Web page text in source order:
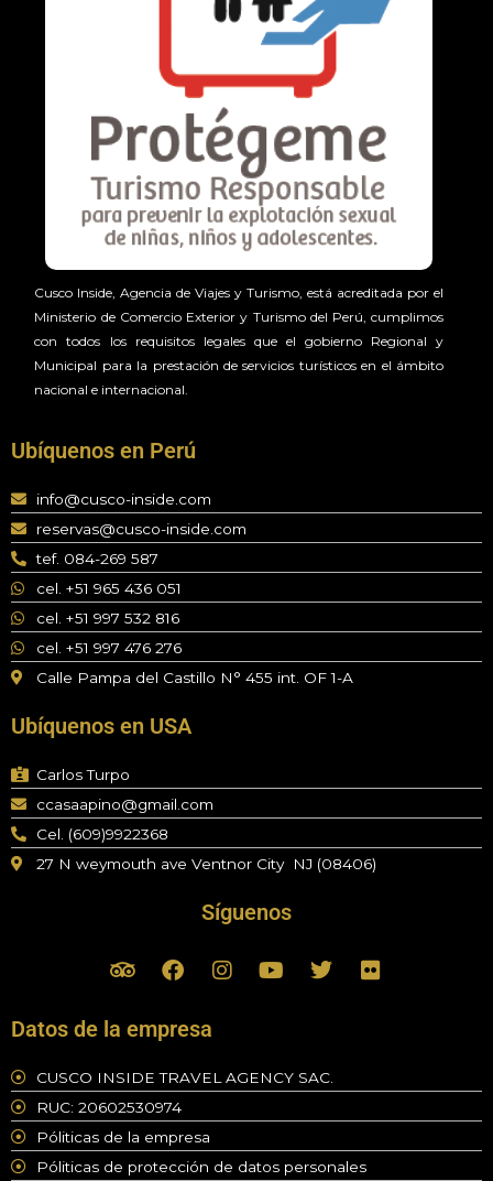
Cusco Inside, Agencia de Viajes y Turismo, está acreditada por el
Ministerio de Comercio Exterior y Turismo del Perú, cumplimos
con todos los requisitos legales que el gobierno Regional y
Municipal para la prestación de servicios turísticos en el ámbito
nacional e internacional.
Ubíquenos en Perú
info@cusco-inside.com
reservas@cusco-inside.com
tef. 084-269 587
cel. +51 965 436 051
cel. +51 997 532 816
cel. +51 997 476 276
Calle Pampa del Castillo N° 455 int. OF 1-A
Ubíquenos en USA
Carlos Turpo
ccasaapino@gmail.com
Cel. (609)9922368
27 N weymouth ave Ventnor City NJ (08406)
Síguenos
T
r
p
d
v
i
s
o
F
a
e
o
o
k
I
n
g
r
Y
o
b
e
T
w
e
r
F
l
Datos de la empresa
CUSCO INSIDE TRAVEL AGENCY SAC.
RUC: 20602530974
Póliticas de la empresa
Póliticas de protección de datos personales